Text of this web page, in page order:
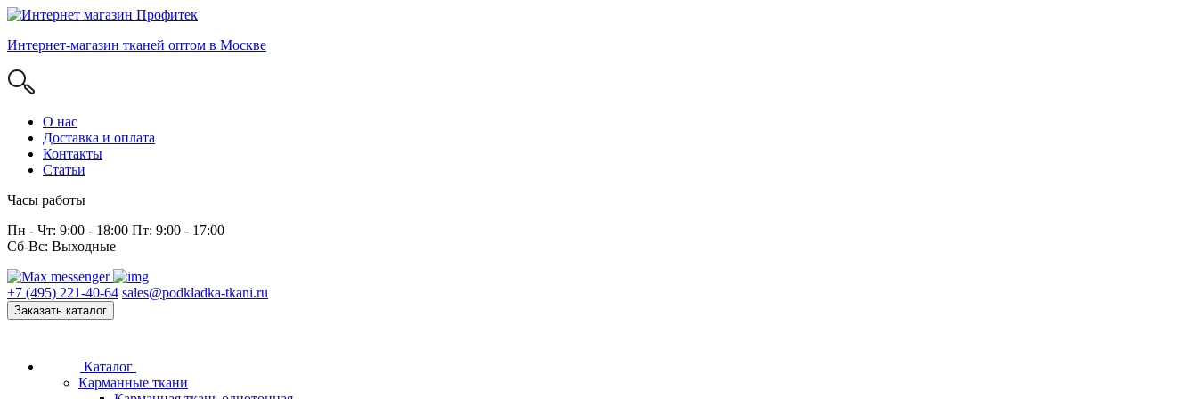
Интернет-магазин тканей оптом в Москве
О нас
Доставка и оплата
Контакты
Статьи
Часы работы
Пн - Чт: 9:00 - 18:00 Пт: 9:00 - 17:00
Сб-Вс: Выходные
+7 (495) 221-40-64 sales@podkladka-tkani.ru
Заказать каталог
Каталог
Карманные ткани